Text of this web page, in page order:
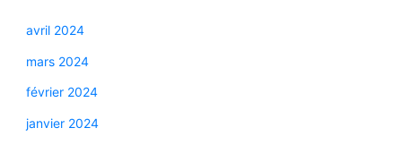
avril 2024
mars 2024
février 2024
janvier 2024